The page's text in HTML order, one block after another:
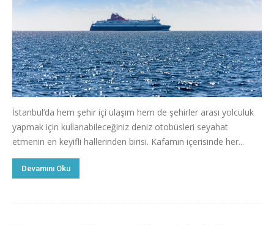
İstanbul’da hem şehir içi ulaşım hem de şehirler arası yolculuk
yapmak için kullanabileceğiniz deniz otobüsleri seyahat
etmenin en keyifli hallerinden birisi. Kafamın içerisinde her...
Devamını Oku